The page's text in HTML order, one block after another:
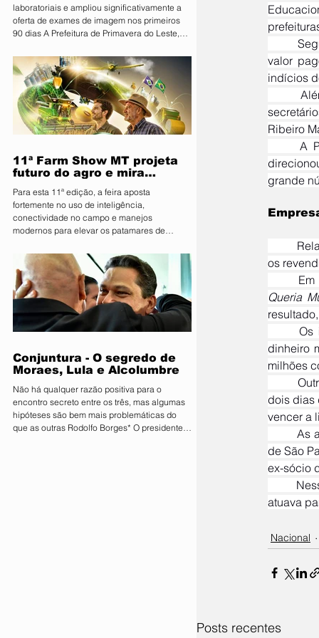
laboratoriais e ampliou significativamente a
oferta de exames de imagem nos primeiros
90 dias A Prefeitura de Primavera do Leste,
apresentou nesta sexta-feira (07) os
resultados dos primeiros 90 dias do programa
Vira Saúde. Ao todo, aproximadamente 28 mil
pessoas foram beneficiadas pelas ações
realizadas no período. Durante os primeiros
três meses, foram realizados 141.574 exames
laboratoria
11ª Farm Show MT projeta
futuro do agro e mira
sociedade
Para esta 11ª edição, a feira aposta
fortemente no uso de inteligência,
conectividade no campo e manejos
modernos para elevar os patamares de
Primavera do Leste deu o pontapé inicial para
uma das maiores vitrines tecnológicas do
Centro-Oeste. A organização lançou
oficialmente a 11ª edição da Farm Show MT.
Consolidada como um ambiente de negócios
que movimenta quantias milionárias, a feira
traz como principal bandeira o lema
Conjuntura - O segredo de
Moraes, Lula e Alcolumbre
Não há qualquer razão positiva para o
encontro secreto entre os três, mas algumas
hipóteses são bem mais problemáticas do
que as outras Rodolfo Borges* O presidente
	Segundo os investigadores, a Life vendeu livros escolares até 35 vezes mais caros do que o
valor
indícios
	Além de Mariano, os agentes prenderam o vice-prefeito de Hortolândia, Cafu César, os
Ribeiro
grande
os
Em
Queria
dinheiro
milhões
dois dias
vencer a
de São
ex-sócio
atuava
Nacional
Posts recentes